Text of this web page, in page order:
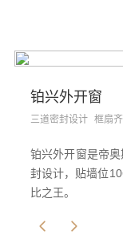
铂兴外开窗
三道密封设计 框扇
铂兴外开窗是帝
封设计，贴墙位
比之王。